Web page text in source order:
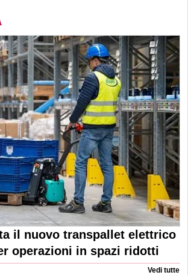
il nuovo transpallet elettrico
operazioni in spazi ridotti
Vedi tutte